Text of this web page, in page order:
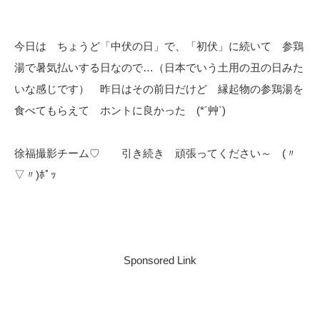
今日は ちょうど「中伏の日」で、「初伏」に続いて 参鶏
湯で暑気払いする日なので…（日本でいう土用の丑の日みた
いな感じです） 昨日はその前日だけど 縁起物の参鶏湯を
食べてもらえて ホントに良かった (*´艸`)
徐福撮影チーム♡ 引き続き 頑張ってください～ (〃
▽〃)ﾎﾟｯ
Sponsored Link